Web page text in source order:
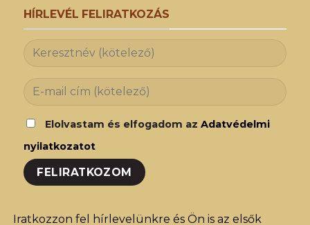
HÍRLEVÉL FELIRATKOZÁS
Elolvastam és elfogadom az Adatvédelmi
nyilatkozatot
Iratkozzon fel hírlevelünkre és Ön is az elsők